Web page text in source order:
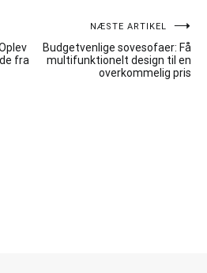
fra
NÆSTE ARTIKEL
Budgetvenlige sovesofaer: Få
multifunktionelt design til en
overkommelig pris